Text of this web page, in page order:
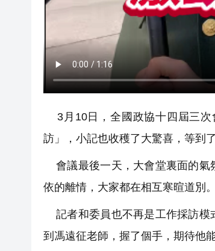
3月10日，全國政協十四屆三次
訪」，小記也收穫了大驚喜，等到
會議最後一天，大會堂裏面的氣
依的離情，大家都在相互寒暄道別。
記者和委員也不再是工作採訪模
到馮遠征老師，握了個手，期待他能